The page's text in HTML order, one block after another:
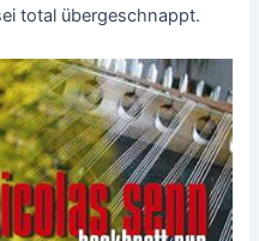
total übergeschnappt.